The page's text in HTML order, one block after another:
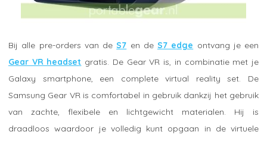
Bij alle pre-orders van deS7 en de S7 edge ontvang je een
Gear VR headset gratis. De Gear VR is, in combinatie met je
Galaxy smartphone, een complete virtual reality set. De
Samsung Gear VR is comfortabel in gebruik dankzij het gebruik
van zachte, flexibele en lichtgewicht materialen. Hij is
draadloos waardoor je volledig kunt opgaan in de virtuele